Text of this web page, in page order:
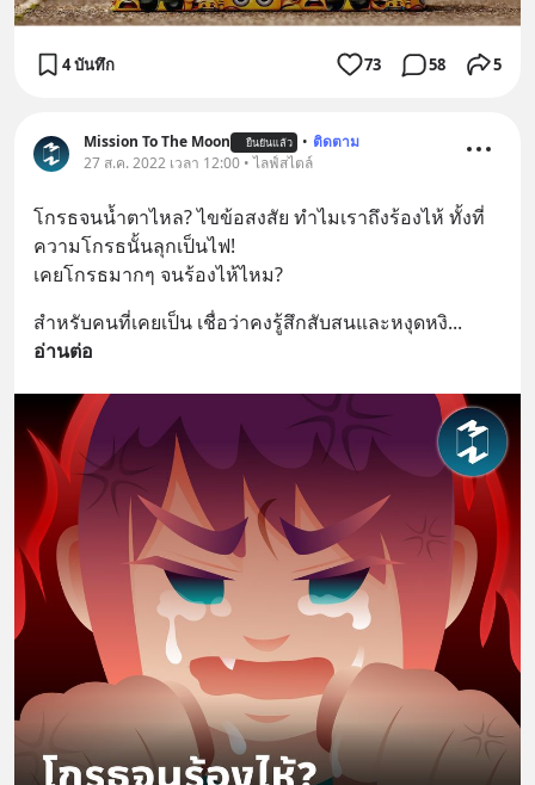
4 บันทึก 73 58 5
Mission To The Moon ยืนยันแล้ว • ติดตาม
27 ส.ค. 2022 เวลา 12:00 • ไลฟ์สไตล์
โกรธจนน้ำตาไหล? ไขข้อสงสัย ทำไมเราถึงร้องไห้ ทั้งที่
ความโกรธนั้นลุกเป็นไฟ!
เคยโกรธมากๆ จนร้องไห้ไหม?
สำหรับคนที่เคยเป็น เชื่อว่าคงรู้สึกสับสนและหงุดหงิ
อ่านต่อ